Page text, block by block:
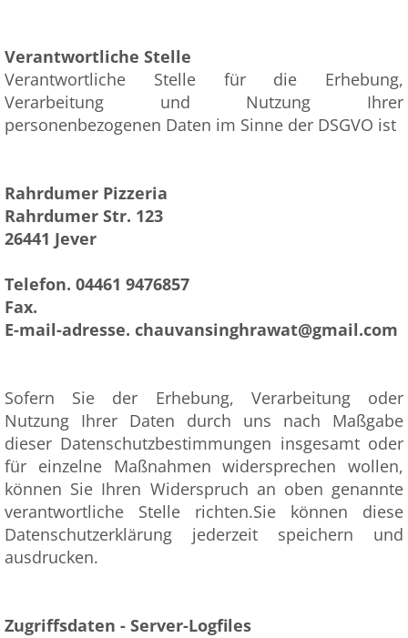
Verantwortliche Stelle
Verantwortliche Stelle für die Erhebung,
Verarbeitung und Nutzung Ihrer
personenbezogenen Daten im Sinne der DSGVO ist
Rahrdumer Pizzeria
Rahrdumer Str. 123
26441 Jever
Telefon. 04461 9476857
Fax.
E-mail-adresse. chauvansinghrawat@gmail.com
Sofern Sie der Erhebung, Verarbeitung oder
Nutzung Ihrer Daten durch uns nach Maßgabe
dieser Datenschutzbestimmungen insgesamt oder
für einzelne Maßnahmen widersprechen wollen,
können Sie Ihren Widerspruch an oben genannte
verantwortliche Stelle richten.Sie können diese
Datenschutzerklärung jederzeit speichern und
ausdrucken.
Zugriffsdaten - Server-Logfiles